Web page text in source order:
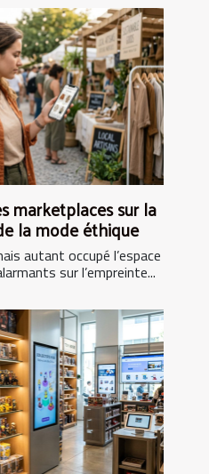
marketplaces sur la
la mode éthique
autant occupé l’espace
sur l’empreinte...